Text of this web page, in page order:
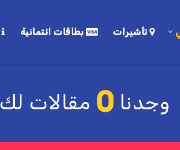
تأشيرات بطاقات ائتمانية
وجدنا 0 مقالات لك